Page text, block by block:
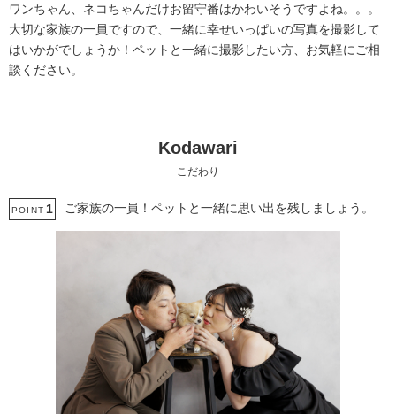
夜景での撮影
ワンちゃん、ネコちゃんだけお留守番はかわいそうですよね。。。
大切な家族の一員ですので、一緒に幸せいっぱいの写真を撮影して
はいかがでしょうか！ペットと一緒に撮影したい方、お気軽にご相
談ください。
Kodawari
こだわり
POINT 1 ご家族の一員！ペットと一緒に思い出を残しましょう。